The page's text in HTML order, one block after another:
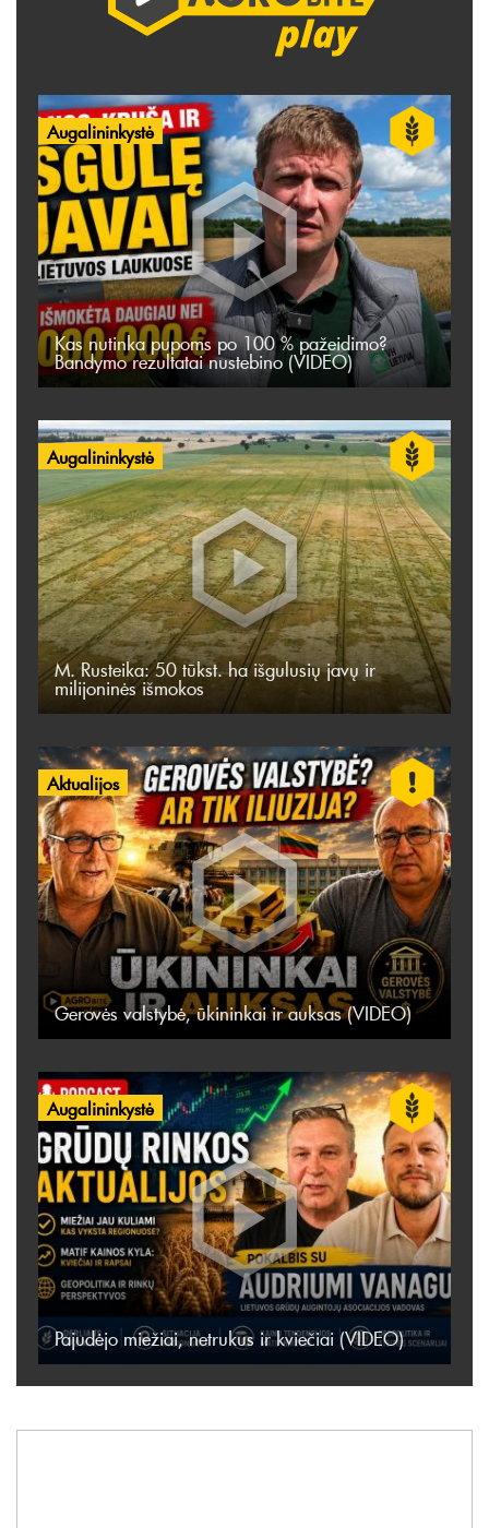
Augalininkystė
Kas nutinka pupoms po 100 % pažeidimo?
Bandymo rezultatai nustebino (VIDEO)
Augalininkystė
M. Rusteika: 50 tūkst. ha išgulusių javų ir
milijoninės išmokos
Aktualijos
Gerovės valstybė, ūkininkai ir auksas (VIDEO)
Augalininkystė
Pajudėjo miežiai, netrukus ir kviečiai (VIDEO)